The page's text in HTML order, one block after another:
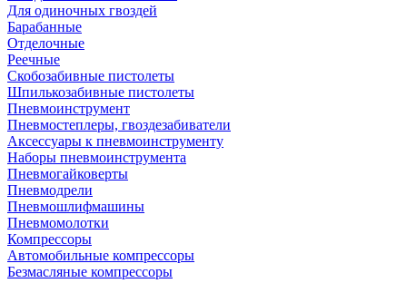
Для одиночных гвоздей
Барабанные
Отделочные
Реечные
Скобозабивные пистолеты
Шпилькозабивные пистолеты
Пневмоинструмент
Пневмостеплеры, гвоздезабиватели
Аксессуары к пневмоинструменту
Наборы пневмоинструмента
Пневмогайковерты
Пневмодрели
Пневмошлифмашины
Пневмомолотки
Компрессоры
Автомобильные компрессоры
Безмасляные компрессоры